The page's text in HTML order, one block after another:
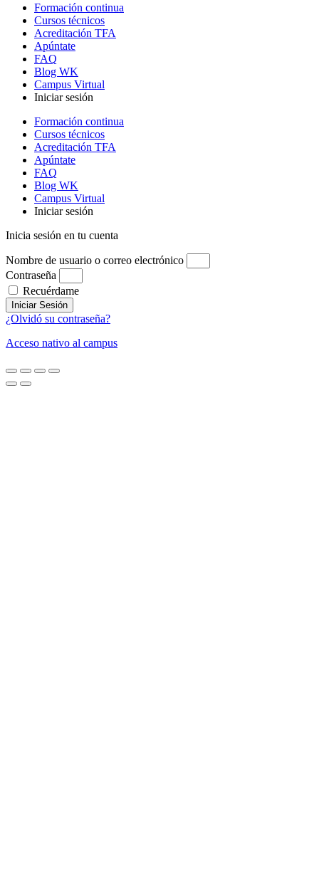
Formación continua
Cursos técnicos
Acreditación TFA
Apúntate
FAQ
Blog WK
Campus Virtual
Iniciar sesión
Formación continua
Cursos técnicos
Acreditación TFA
Apúntate
FAQ
Blog WK
Campus Virtual
Iniciar sesión
Inicia sesión en tu cuenta
Nombre de usuario o correo electrónico
Contraseña
Recuérdame
Iniciar Sesión
¿Olvidó su contraseña?
Acceso nativo al campus